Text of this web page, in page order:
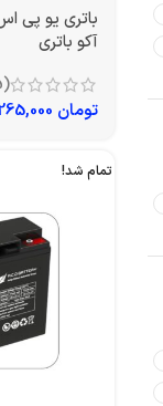
آکو باتری
(5)
تومان
تمام شد!